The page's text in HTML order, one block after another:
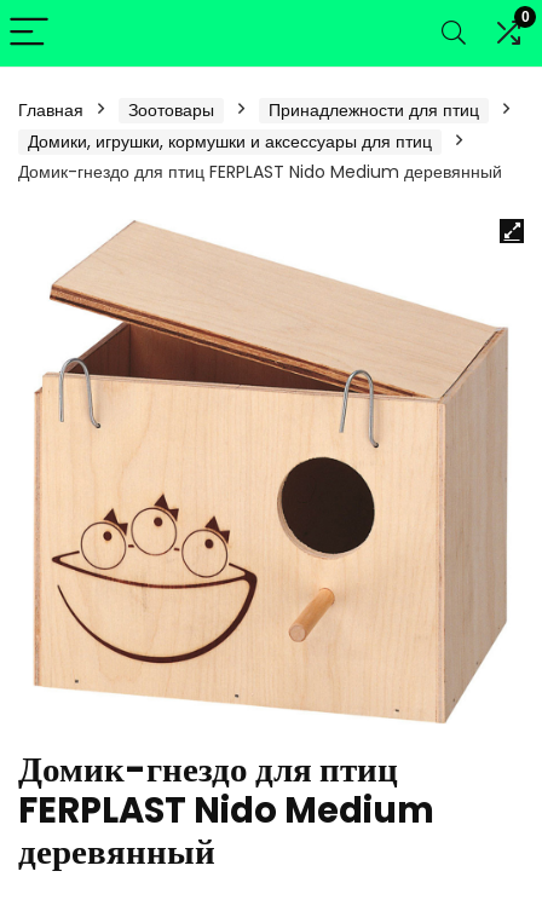
0
Главная Зоотовары
Принадлежности для птиц
Домики, игрушки, кормушки и аксессуары для птиц
Домик-гнездо для птиц FERPLAST Nido Medium деревянный
Домик-гнездо для птиц
FERPLAST Nido Medium
деревянный